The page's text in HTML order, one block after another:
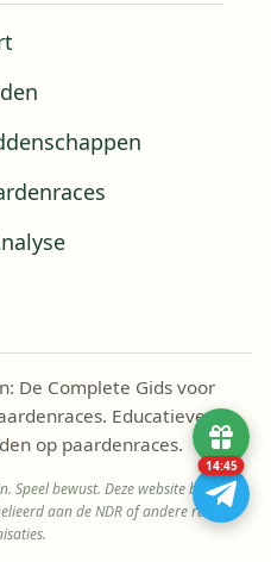
De Complete Gids voor
Educatieve
op paardenraces.
Speel bewust. Deze website biedt
aan de NDR of andere race-
14:43